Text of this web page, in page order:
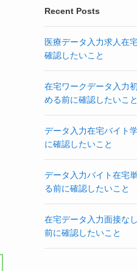
Recent Posts
医療データ入力求人在
確認したいこと
在宅ワークデータ入力
める前に確認したいこと
データ入力在宅バイト
に確認したいこと
データ入力バイト在宅
る前に確認したいこと
在宅データ入力面接な
前に確認したいこと